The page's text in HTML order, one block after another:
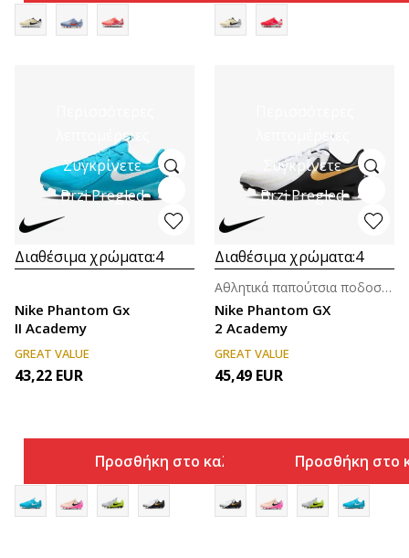
λεπτομέρειες
Συγκρίνετε
Brzi Pregled
Διαθέσιμα χρώματα:4
Nike Phantom Gx
II Academy
GREAT VALUE
43,22 EUR
Προσθήκη στο καλάθι
λεπτομέρειες
Συγκρίνετε
Brzi Pregled
Διαθέσιμα χρώματα:4
Nike Phantom GX
2 Academy
Αθλητικά παπούτσια ποδοσφαίρου (8-14ε.)
GREAT VALUE
45,49 EUR
Προσθήκη στο